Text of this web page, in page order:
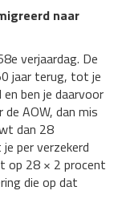
naar
verjaardag. De
jaar terug, tot je
ben je daarvoor
AOW, dan mis
dan 28
per verzekerd
op 28 × 2 procent
die op dat